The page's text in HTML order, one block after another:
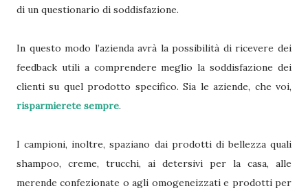
di un questionario di soddisfazione.
In questo modo l’azienda avrà la possibilità di ricevere dei
feedback utili a comprendere meglio la soddisfazione dei
clienti su quel prodotto specifico. Sia le aziende, che voi,
risparmierete sempre.
I campioni, inoltre, spaziano dai prodotti di bellezza quali
shampoo, creme, trucchi, ai detersivi per la casa, alle
merende confezionate o agli omogeneizzati e prodotti per